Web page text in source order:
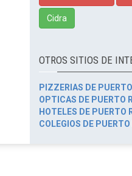
Cidra
OTROS SITIOS DE
PIZZERIAS DE
OPTICAS DE PUERTO
HOTELES DE PUERTO
COLEGIOS DE PUERTO